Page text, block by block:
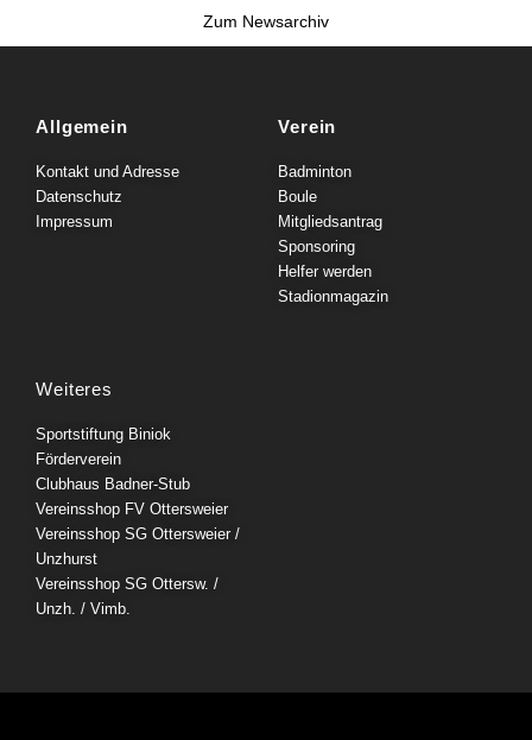
Zum Newsarchiv
Allgemein
Kontakt und Adresse
Datenschutz
Impressum
Verein
Badminton
Boule
Mitgliedsantrag
Sponsoring
Helfer werden
Stadionmagazin
Weiteres
Sportstiftung Biniok
Förderverein
Clubhaus Badner-Stub
Vereinsshop FV Ottersweier
Vereinsshop SG Ottersweier /
Unzhurst
Vereinsshop SG Ottersw. /
Unzh. / Vimb.